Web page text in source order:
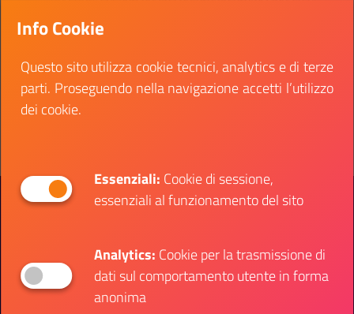
Tecnologo III livello
Data fine:
14 agosto 2023
Il link ti porterà ad avere maggiori dettagli su:
Vai al bando
Presidenza del Consiglio dei Ministri
Dipartimento per le Politiche Giovanili e il
Contatti
Info Cookie
Questo sito utilizza cookie tecnici, analytics e di terze
parti. Proseguendo nella navigazione accetti l’utilizzo
dei cookie.
Essenziali: Cookie di sessione,
essenziali al funzionamento del sito
Analytics: Cookie per la trasmissione di
dati sul comportamento utente in forma
anonima